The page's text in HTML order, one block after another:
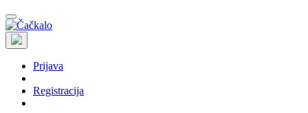
Prijava
Registracija